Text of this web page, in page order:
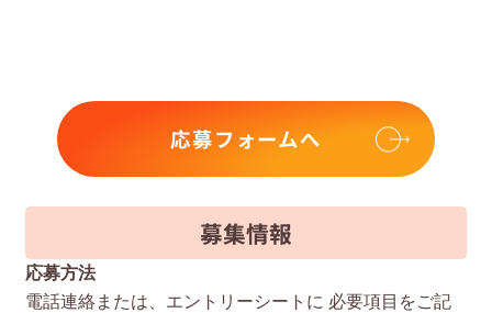
応募フォームへ
募集情報
応募方法
電話連絡または、エントリーシートに 必要項⽬をご記